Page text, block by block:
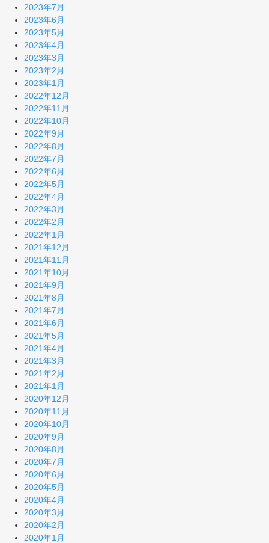
2023年7月
2023年6月
2023年5月
2023年4月
2023年3月
2023年2月
2023年1月
2022年12月
2022年11月
2022年10月
2022年9月
2022年8月
2022年7月
2022年6月
2022年5月
2022年4月
2022年3月
2022年2月
2022年1月
2021年12月
2021年11月
2021年10月
2021年9月
2021年8月
2021年7月
2021年6月
2021年5月
2021年4月
2021年3月
2021年2月
2021年1月
2020年12月
2020年11月
2020年10月
2020年9月
2020年8月
2020年7月
2020年6月
2020年5月
2020年4月
2020年3月
2020年2月
2020年1月